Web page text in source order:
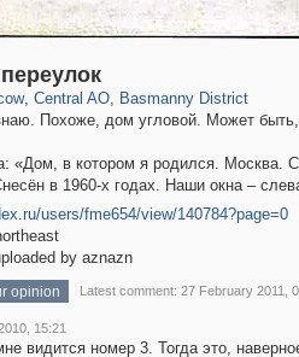
29,243
, Central AO
5,916
, Basmanny District
13,198
Похоже, дом угловой. Может
«Дом, в котором я родился. Москва.
в 1960-х годах. Наши окна –
users/fme654/view/140784?page=0
by aznazn
opinion Latest comment: 27 February 2011,
15:21
видится номер 3. Тогда это,